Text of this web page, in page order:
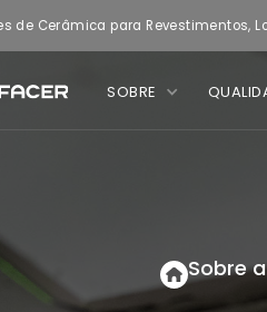
de Cerâmica para Revestimentos,
SOBRE
Sobre